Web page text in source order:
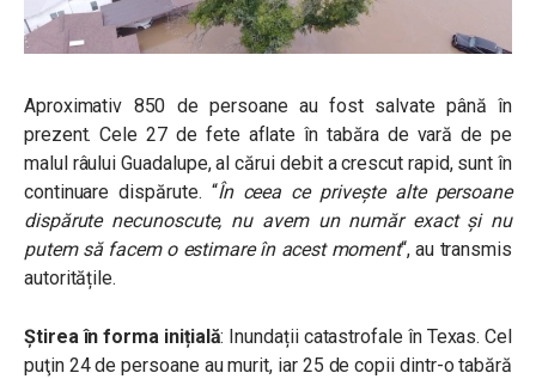
Aproximativ 850 de persoane au fost salvate până în
prezent. Cele 27 de fete aflate în tabăra de vară de pe
malul râului Guadalupe, al cărui debit a crescut rapid, sunt în
continuare dispărute. “În ceea ce privește alte persoane
dispărute necunoscute, nu avem un număr exact și nu
putem să facem o estimare în acest moment“, au transmis
autoritățile.
Știrea în forma inițială: Inundații catastrofale în Texas. Cel
puţin 24 de persoane au murit, iar 25 de copii dintr-o tabără